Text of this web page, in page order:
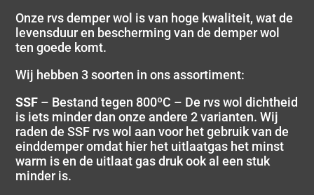
Onze rvs demper wol is van hoge kwaliteit, wat de
levensduur en bescherming van de demper wol
ten goede komt.
Wij hebben 3 soorten in ons assortiment:
SSF – Bestand tegen 800ºC – De rvs wol dichtheid
is iets minder dan onze andere 2 varianten. Wij
raden de SSF rvs wol aan voor het gebruik van de
einddemper omdat hier het uitlaatgas het minst
warm is en de uitlaat gas druk ook al een stuk
minder is.